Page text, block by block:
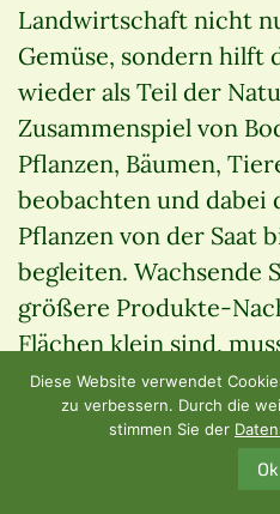
Landwirtschaft nicht
Gemüse, sondern hilft
wieder als Teil der
Zusammenspiel von
Pflanzen, Bäumen,
beobachten und dabei
Pflanzen von der Saat
begleiten. Wachsende
größere Produkte-
Flächen klein sind,
sein. Die urbane
diesem Bedürfnis
Produkte von hoher
herkömmlichen
Diese Website verwendet
zu verbessern. Durch die
stimmen Sie der
Ok